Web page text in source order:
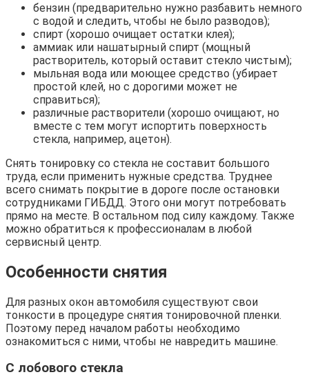
бензин (предварительно нужно разбавить немного
с водой и следить, чтобы не было разводов);
спирт (хорошо очищает остатки клея);
аммиак или нашатырный спирт (мощный
растворитель, который оставит стекло чистым);
мыльная вода или моющее средство (убирает
простой клей, но с дорогими может не
справиться);
различные растворители (хорошо очищают, но
вместе с тем могут испортить поверхность
стекла, например, ацетон).
Снять тонировку со стекла не составит большого
труда, если применить нужные средства. Труднее
всего снимать покрытие в дороге после остановки
сотрудниками ГИБДД. Этого они могут потребовать
прямо на месте. В остальном под силу каждому. Также
можно обратиться к профессионалам в любой
сервисный центр.
Особенности снятия
Для разных окон автомобиля существуют свои
тонкости в процедуре снятия тонировочной пленки.
Поэтому перед началом работы необходимо
ознакомиться с ними, чтобы не навредить машине.
С лобового стекла